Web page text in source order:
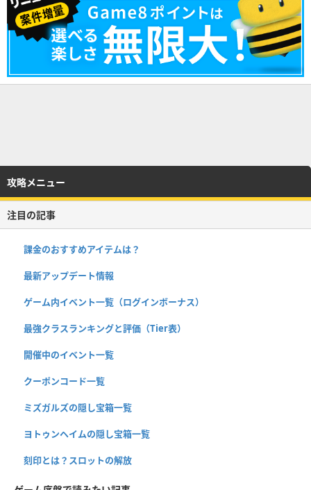
攻略メニュー
注目の記事
課金のおすすめアイテムは？
最新アップデート情報
ゲーム内イベント一覧（ログインボーナス）
最強クラスランキングと評価（Tier表）
開催中のイベント一覧
クーポンコード一覧
ミズガルズの隠し宝箱一覧
ヨトゥンヘイムの隠し宝箱一覧
刻印とは？スロットの解放